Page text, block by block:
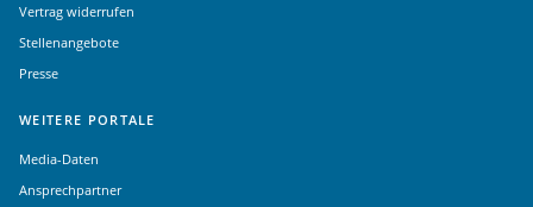
Vertrag widerrufen
Stellenangebote
Presse
WEITERE PORTALE
Media-Daten
Ansprechpartner